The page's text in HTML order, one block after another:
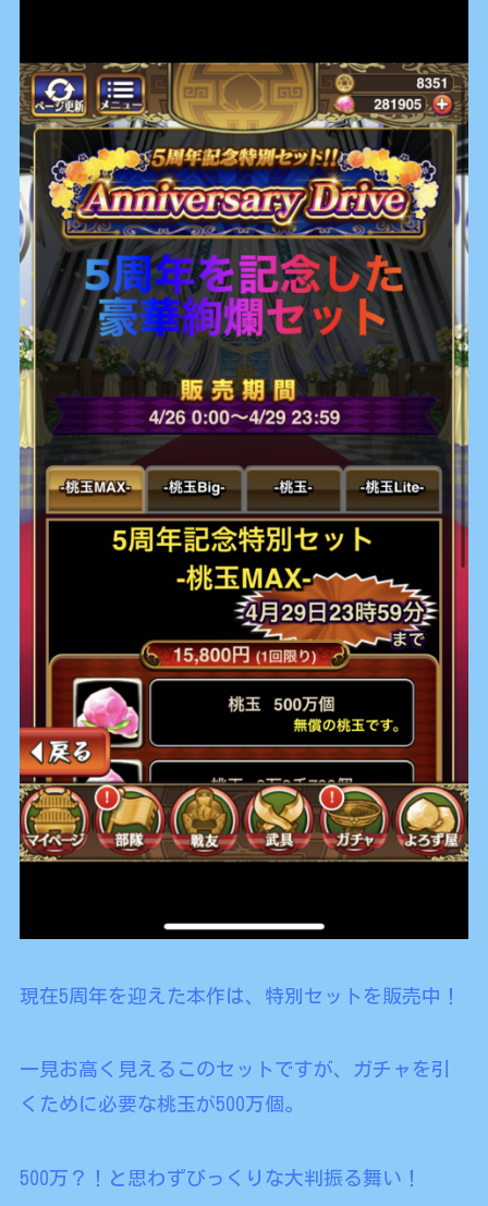
現在5周年を迎えた本作は、特別セットを販売中！
一見お高く見えるこのセットですが、ガチャを引
くために必要な桃玉が500万個。
500万？！と思わずびっくりな大判振る舞い！